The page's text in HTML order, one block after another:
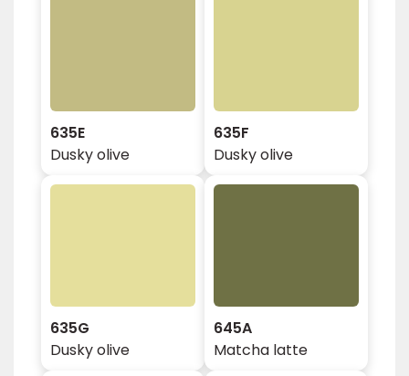
635E
Dusky olive
635F
Dusky olive
635G
Dusky olive
645A
Matcha latte